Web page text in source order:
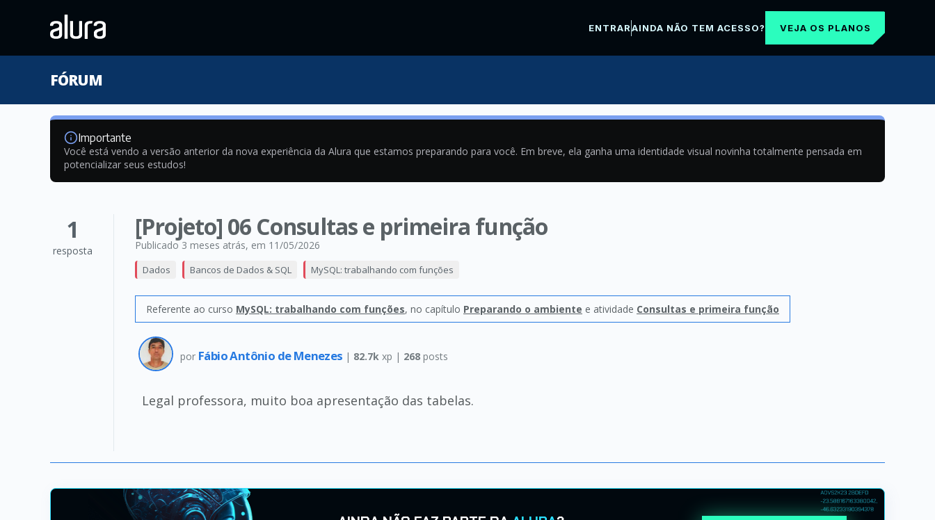
ENTRARAINDA NÃO TEM ACESSO? VEJA OS PLANOS
FÓRUM
Importante
Você está vendo a versão anterior da nova experiência da Alura que estamos preparando para você. Em breve, ela ganha uma identidade visual novinha totalmente pensada em
potencializar seus estudos!
1
resposta
[Projeto] 06 Consultas e primeira função
Publicado 3 meses atrás, em 11/05/2026
Dados Bancos de Dados & SQL MySQL: trabalhando com funções
Referente ao curso MySQL: trabalhando com funções, no capítulo Preparando o ambiente e atividade Consultas e primeira função
por Fábio Antônio de Menezes | 82.7k xp | 268 posts
Legal professora, muito boa apresentação das tabelas.